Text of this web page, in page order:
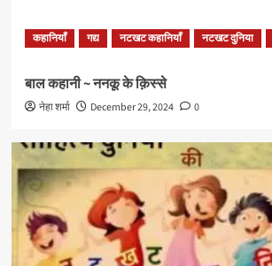
कहानियाँ गद्य नटखट कहानियाँ नटखट दुनिया
बाल कहानी ~ ननकू के क़िस्से
नेहा शर्मा December 29, 2024 0